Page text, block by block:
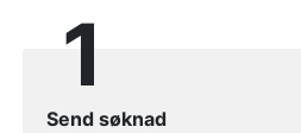
1
Send søknad